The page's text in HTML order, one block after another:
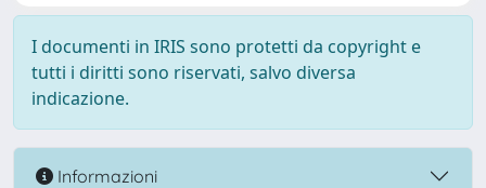
I documenti in IRIS sono protetti da copyright e
tutti i diritti sono riservati, salvo diversa
indicazione.
Informazioni